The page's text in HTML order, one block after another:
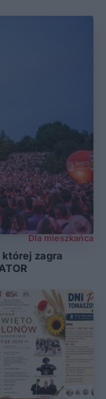
Dla mieszkańca
której zagra